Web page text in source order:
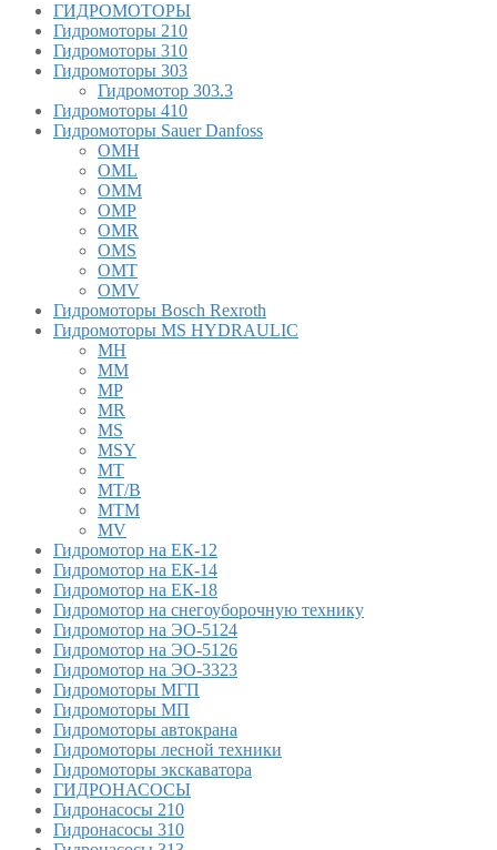
ГИДРОМОТОРЫ
Гидромоторы 210
Гидромоторы 310
Гидромоторы 303
Гидромотор 303.3
Гидромоторы 410
Гидромоторы Sauer Danfoss
OMH
OML
OMM
OMP
OMR
OMS
OMT
OMV
Гидромоторы Bosch Rexroth
Гидромоторы MS HYDRAULIC
MH
MM
MP
MR
MS
MSY
MT
MT/B
MTM
MV
Гидромотор на ЕК-12
Гидромотор на ЕК-14
Гидромотор на ЕК-18
Гидромотор на снегоуборочную технику
Гидромотор на ЭО-5124
Гидромотор на ЭО-5126
Гидромотор на ЭО-3323
Гидромоторы МГП
Гидромоторы МП
Гидромоторы автокрана
Гидромоторы лесной техники
Гидромоторы экскаватора
ГИДРОНАСОСЫ
Гидронасосы 210
Гидронасосы 310